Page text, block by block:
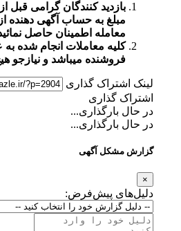
بازدید کنندگان گرامی قبل از
مبلغ به حساب آگهی دهنده از
معامله اطمینان حاصل نمائید.
کلیه معاملات انجام شده به عهده
فروشنده میباشد و نیازجو هیچ
لینک اشتراک گذاری
اشتراک گذاری
در حال بارگذاری...
در حال بارگذاری...
گزارش مشکل آگهی
دلیل‌های پیش‌فرض: